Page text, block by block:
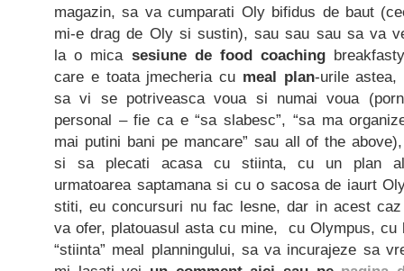
magazin, sa va cumparati Oly bifidus de baut
mi-e drag de Oly si sustin), sau sau sau sa va
la o mica sesiune de food coaching
care e toata jmecheria cu meal plan-urile
sa vi se potriveasca voua si numai voua
personal – fie ca e “sa slabesc”, “sa ma
mai putini bani pe mancare” sau all of the
si sa plecati acasa cu stiinta, cu un plan
urmatoarea saptamana si cu o sacosa de iaurt
stiti, eu concursuri nu fac lesne, dar in acest
va ofer, platouasul asta cu mine, cu Olympus, cu
“stiinta” meal planningului, sa va incurajeze sa